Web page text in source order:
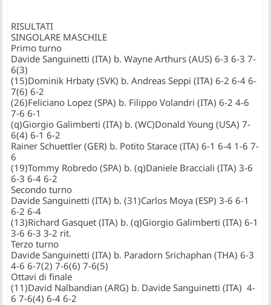
RISULTATI
SINGOLARE MASCHILE
Primo turno
Davide Sanguinetti (ITA) b. Wayne Arthurs (AUS) 6-3 6-3 7-
6(3)
(15)Dominik Hrbaty (SVK) b. Andreas Seppi (ITA) 6-2 6-4 6-
7(6) 6-2
(26)Feliciano Lopez (SPA) b. Filippo Volandri (ITA) 6-2 4-6
7-6 6-1
(q)Giorgio Galimberti (ITA) b. (WC)Donald Young (USA) 7-
6(4) 6-1 6-2
Rainer Schuettler (GER) b. Potito Starace (ITA) 6-1 6-4 1-6 7-
6
(19)Tommy Robredo (SPA) b. (q)Daniele Bracciali (ITA) 3-6
6-3 6-4 6-2
Secondo turno
Davide Sanguinetti (ITA) b. (31)Carlos Moya (ESP) 3-6 6-1
6-2 6-4
(13)Richard Gasquet (ITA) b. (q)Giorgio Galimberti (ITA) 6-1
3-6 6-3 3-2 rit.
Terzo turno
Davide Sanguinetti (ITA) b. Paradorn Srichaphan (THA) 6-3
4-6 6-7(2) 7-6(6) 7-6(5)
Ottavi di finale
(11)David Nalbandian (ARG) b. Davide Sanguinetti (ITA) 4-
6 7-6(4) 6-4 6-2